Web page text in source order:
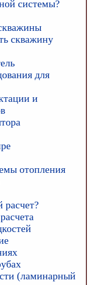
системы?
скважину
для
и
отопления
расчет?
(ламинарный